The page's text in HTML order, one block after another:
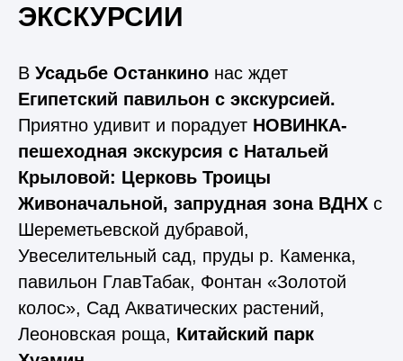
ЭКСКУРСИИ
В Усадьбе Останкино нас ждет
Египетский павильон с экскурсией.
Приятно удивит и порадует НОВИНКА-
пешеходная экскурсия с Натальей
Крыловой: Церковь Троицы
Живоначальной, запрудная зона ВДНХ с
Шереметьевской дубравой,
Увеселительный сад, пруды р. Каменка,
павильон ГлавТабак, Фонтан «Золотой
колос», Сад Акватических растений,
Леоновская роща, Китайский парк